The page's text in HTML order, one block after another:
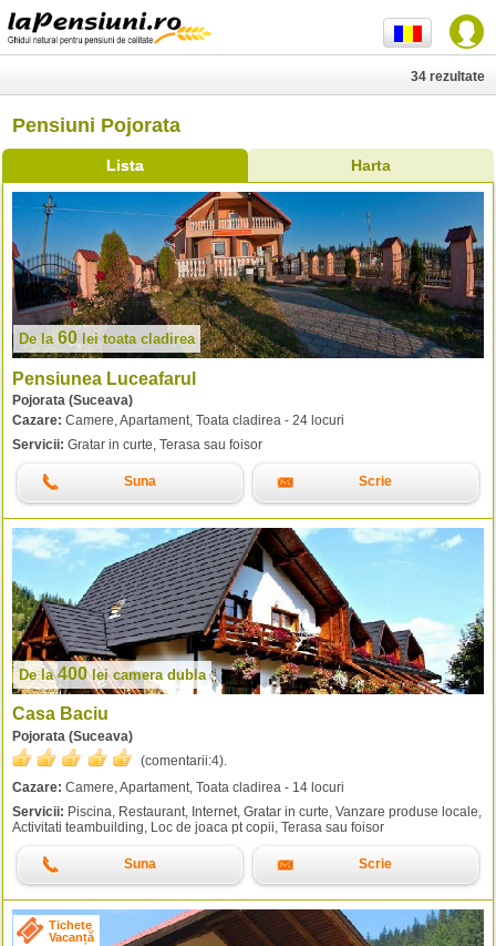
Pensiuni Pojorata
Lista Harta
34 rezultate
De la 60 leitoata cladirea
Pensiunea Luceafarul
Pojorata (Suceava)
Cazare: Camere, Apartament, Toata cladirea - 24 locuri
Servicii: Gratar in curte, Terasa sau foisor
Suna Scrie
De la400leicamera dubla
Casa Baciu
Pojorata (Suceava)
(comentarii:4).
Cazare: Camere, Apartament, Toata cladirea - 14 locuri
Servicii: Piscina, Restaurant, Internet, Gratar in curte, Vanzare produse locale,
Activitati teambuilding, Loc de joaca pt copii, Terasa sau foisor
Suna Scrie
Tichete
Vacanță